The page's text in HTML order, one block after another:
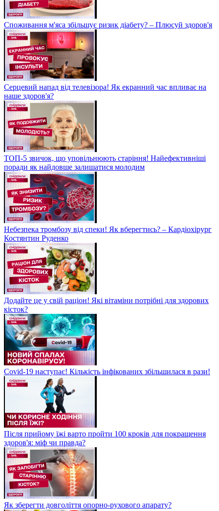
Споживання м'яса збільшує ризик діабету? – Плюсуй здоров'я
Серцевий напад від телевізора! Як екранний час впливає на
наше здоров'я?
ТОП-5 звичок, що уповільнюють старіння! Найефективніші
поради як найдовше залишатися молодим
Небезпека тромбозу від спеки! Як вберегтись? – Кардіохірург
Костянтин Руденко
Додайте це у свій раціон! Які вітаміни потрібні для здорових
кісток?
Covid-19 наступає! Кількість інфікованих збільшилася в рази!
Після прийому їжі варто пройти 100 кроків для покращення
здоров'я: міф чи правда?
Як зберегти довголіття опорно-рухового апарату?